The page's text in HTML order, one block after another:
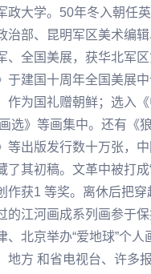
政大学。50年冬入朝任
治部、昆明军区美术编
、全国美展，获华北军
于建国十周年全国美展
作为国礼赠朝鲜；选入《
选》等画集中。还有《
等出版发行数十万张，
了其初稿。文革中被打成
作获1 等奖。离休后把
的江河画成系列画参于保
、北京举办“爱地球”个人
地方 和省电视台、许多